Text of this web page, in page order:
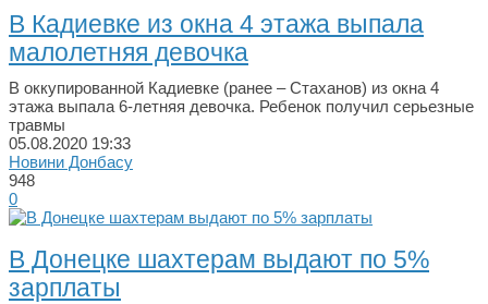
В Кадиевке из окна 4 этажа выпала
малолетняя девочка
В оккупированной Кадиевке (ранее – Стаханов) из окна 4
этажа выпала 6-летняя девочка. Ребенок получил серьезные
травмы
05.08.2020 19:33
Новини Донбасу
948
0
В Донецке шахтерам выдают по 5%
зарплаты